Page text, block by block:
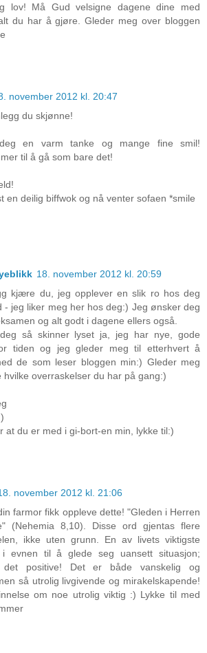
lov! Må Gud velsigne dagene dine med
du har å gjøre. Gleder meg over bloggen
november 2012 kl. 20:47
du skjønne!
en varm tanke og mange fine smil!
til å gå som bare det!
en deilig biffwok og nå venter sofaen *smile
18. november 2012 kl. 20:59
kjære du, jeg opplever en slik ro hos deg
- jeg liker meg her hos deg:) Jeg ønsker deg
og alt godt i dagene ellers også.
så skinner lyset ja, jeg har nye, gode
tiden og jeg gleder meg til etterhvert å
de som leser bloggen min:) Gleder meg
hvilke overraskelser du har på gang:)
at du er med i gi-bort-en min, lykke til:)
november 2012 kl. 21:06
farmor fikk oppleve dette! "Gleden i Herren
(Nehemia 8,10). Disse ord gjentas flere
ikke uten grunn. En av livets viktigste
evnen til å glede seg uansett situasjon;
det positive! Det er både vanskelig og
så utrolig livgivende og mirakelskapende!
om noe utrolig viktig :) Lykke til med